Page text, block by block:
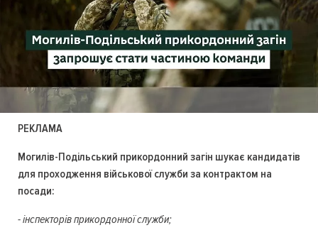
РЕКЛАМА
Могилів-Подільський прикордонний загін шукає кандидатів
для проходження військової служби за контрактом на
посади:
- інспекторів прикордонної служби;